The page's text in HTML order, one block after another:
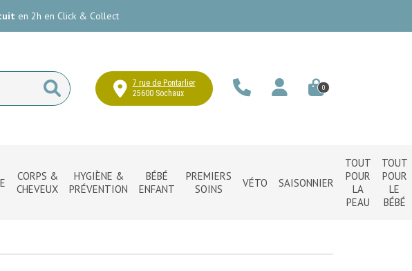
en 2h en Click & Collect
7 rue de Pontarlier
25600 Sochaux
0
CORPS &
CHEVEUX
HYGIÈNE &
PRÉVENTION
BÉBÉ
ENFANT
PREMIERS
SOINS
VÉTO SAISONNIER
TOUT
POUR
LA
PEAU
TOUT
POUR
LE
BÉBÉ